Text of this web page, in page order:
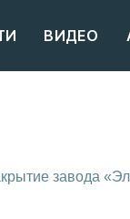
ВИДЕО
завода